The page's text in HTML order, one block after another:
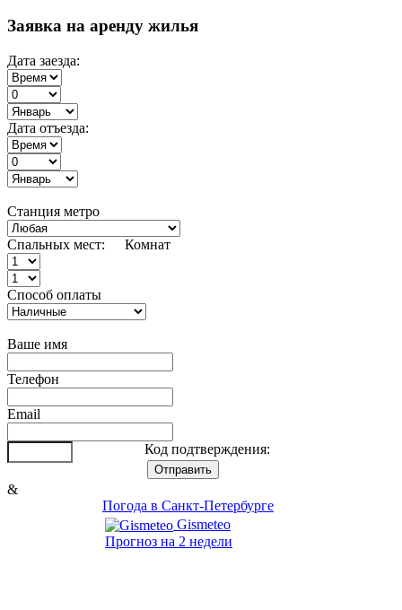
Заявка на аренду жилья
Дата заезда:
Дата отъезда:
Станция метро
Спальных мест: Комнат
Способ оплаты
Ваше имя
Телефон
Email
Код подтверждения:
&
Погода в Санкт-Петербурге
Gismeteo
Прогноз на 2 недели